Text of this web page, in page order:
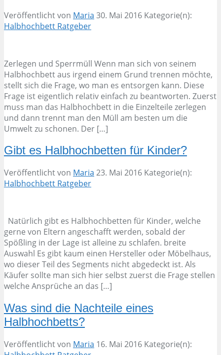
Veröffentlicht von Maria 30. Mai 2016 Kategorie(n):
Halbhochbett Ratgeber
Zerlegen und Sperrmüll Wenn man sich von seinem
Halbhochbett aus irgend einem Grund trennen möchte,
stellt sich die Frage, wo man es entsorgen kann. Diese
Frage ist eigentlich relativ einfach zu beantworten. Zuerst
muss man das Halbhochbett in die Einzelteile zerlegen
und dann trennt man den Müll am besten um die
Umwelt zu schonen. Der […]
Gibt es Halbhochbetten für Kinder?
Veröffentlicht von Maria 23. Mai 2016 Kategorie(n):
Halbhochbett Ratgeber
Natürlich gibt es Halbhochbetten für Kinder, welche
gerne von Eltern angeschafft werden, sobald der
Spößling in der Lage ist alleine zu schlafen. breite
Auswahl Es gibt kaum einen Hersteller oder Möbelhaus,
wo dieser Teil des Segments nicht abgedeckt ist. Als
Käufer sollte man sich hier selbst zuerst die Frage stellen
welche Ansprüche an das […]
Was sind die Nachteile eines
Halbhochbetts?
Veröffentlicht von Maria 16. Mai 2016 Kategorie(n):